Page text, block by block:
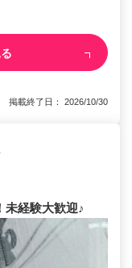
掲載終了日： 2026/10/30
未経験大歓迎♪